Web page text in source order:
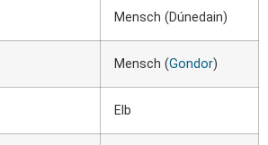
Mensch (Dúnedain)
Mensch (Gondor)
Elb